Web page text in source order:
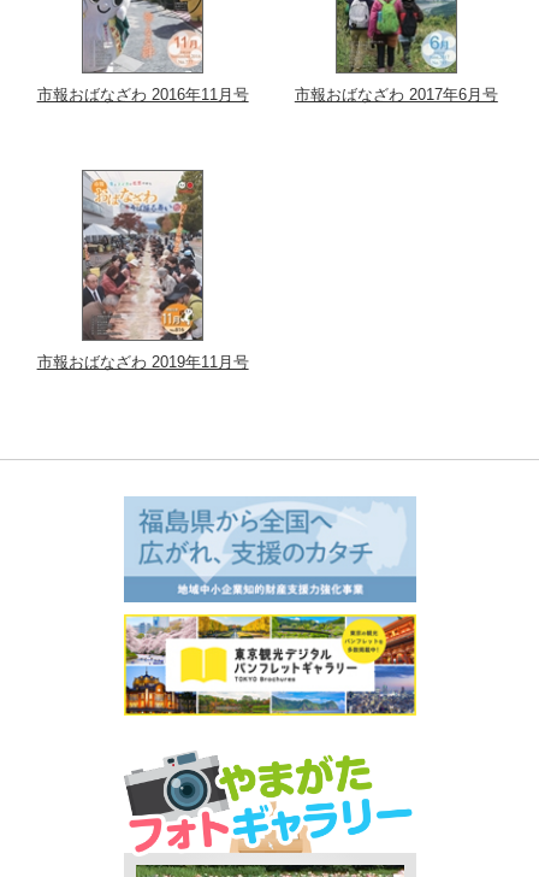
市報おばなざわ 2016年11月号 市報おばなざわ 2017年6月号
市報おばなざわ 2019年11月号